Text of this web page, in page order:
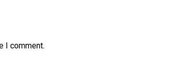
I comment.